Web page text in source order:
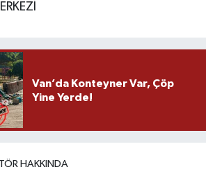
Van’da Konteyner Var, Çöp
Yine Yerde!
HAKKINDA